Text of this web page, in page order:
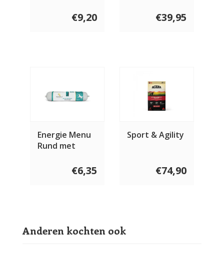
€9,20 €39,95
Energie Menu
Rund met
400 gram€6,35
Sport & Agility
€74,90
Anderen kochten ook